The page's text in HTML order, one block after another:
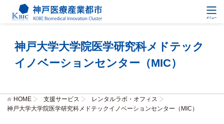
神戸大学大学院医学研究科メドテック
イノベーションセンター（MIC）
HOME 支援サービス
レンタルラボ・オフィス
神戸大学大学院医学研究科メドテックイノベーションセンター（MIC）